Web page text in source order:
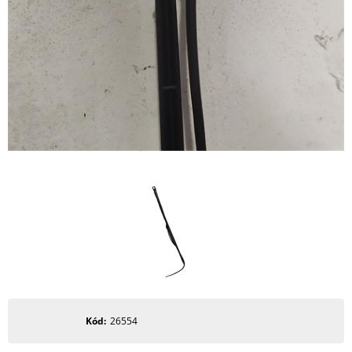
Kód 26554